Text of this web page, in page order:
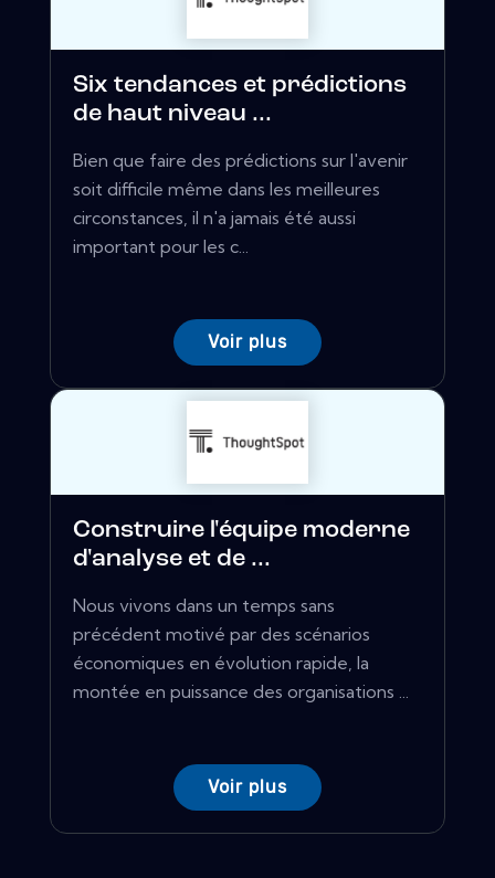
Six tendances et prédictions
de haut niveau ...
Bien que faire des prédictions sur l'avenir
soit difficile même dans les meilleures
circonstances, il n'a jamais été aussi
important pour les c...
Voir plus
Construire l'équipe moderne
d'analyse et de ...
Nous vivons dans un temps sans
précédent motivé par des scénarios
économiques en évolution rapide, la
montée en puissance des organisations ...
Voir plus